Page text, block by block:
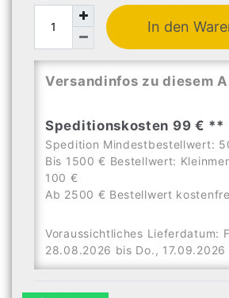
In den
Versandinfos zu diesem
Speditionskosten 99 € **
Spedition Mindestbestellwert:
Bis 1500 € Bestellwert:
100 €
Ab 2500 € Bestellwert
Voraussichtliches Lieferdatum:
28.08.2026 bis Do., 17.09.2026